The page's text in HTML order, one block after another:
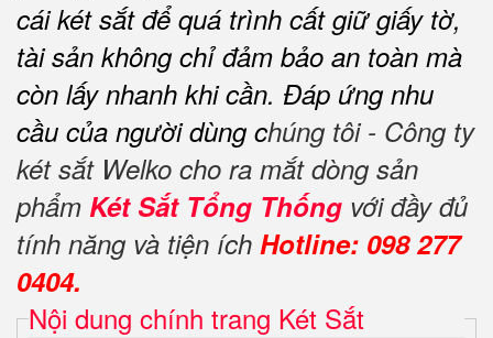
cái két sắt để quá trình cất giữ giấy tờ,
tài sản không chỉ đảm bảo an toàn mà
còn lấy nhanh khi cần. Đáp ứng nhu
cầu của người dùng chúng tôi - Công ty
két sắt Welko cho ra mắt dòng sản
phẩm Két Sắt Tổng Thống với đầy đủ
tính năng và tiện ích Hotline: 098 277
0404.
Nội dung chính trang Két Sắt